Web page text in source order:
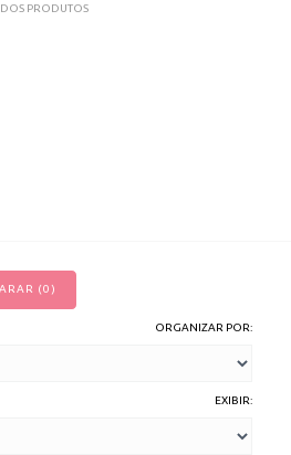
PRODUTOS
(0)
ORGANIZAR POR:
EXIBIR: